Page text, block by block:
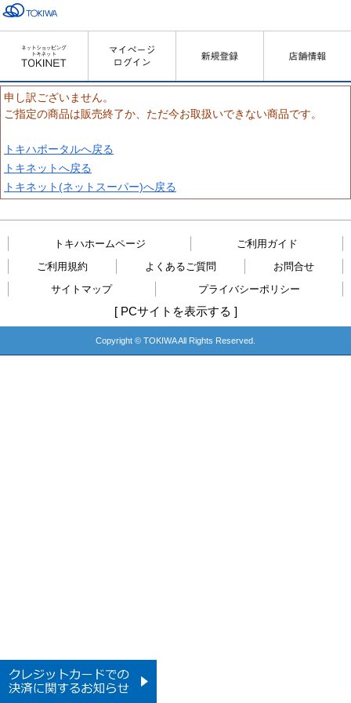
申し訳ございません。
ご指定の商品は販売終了か、ただ今お取扱いできない商品です。
トキハポータルへ戻る
トキネットへ戻る
トキネット(ネットスーパー)へ戻る
トキハホームページ
ご利用ガイド
ご利用規約
よくあるご質問
お問合せ
サイトマップ
プライバシーポリシー
[ PCサイトを表示する ]
Copyright © TOKIWA All Rights Reserved.